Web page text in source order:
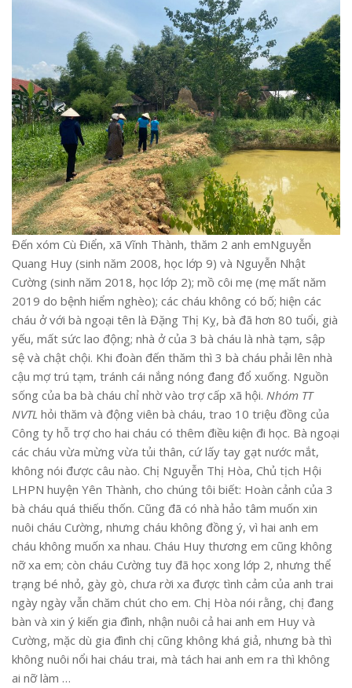
Đến xóm Cù Điển, xã Vĩnh Thành, thăm 2 anh emNguyễn
Quang Huy (sinh năm 2008, học lớp 9) và Nguyễn Nhật
Cường (sinh năm 2018, học lớp 2); mồ côi mẹ (mẹ mất năm
2019 do bệnh hiểm nghèo); các cháu không có bố; hiện các
cháu ở với bà ngoại tên là Đặng Thị Kỵ, bà đã hơn 80 tuổi, già
yếu, mất sức lao động; nhà ở của 3 bà cháu là nhà tạm, sập
sệ và chật chội. Khi đoàn đến thăm thì 3 bà cháu phải lên nhà
cậu mợ trú tạm, tránh cái nắng nóng đang đổ xuống. Nguồn
sống của ba bà cháu chỉ nhờ vào trợ cấp xã hội. Nhóm TT
NVTL hỏi thăm và động viên bà cháu, trao 10 triệu đồng của
Công ty hỗ trợ cho hai cháu có thêm điều kiện đi học. Bà ngoại
các cháu vừa mừng vừa tủi thân, cứ lấy tay gạt nước mắt,
không nói được câu nào. Chị Nguyễn Thị Hòa, Chủ tịch Hội
LHPN huyện Yên Thành, cho chúng tôi biết: Hoàn cảnh của 3
bà cháu quá thiếu thốn. Cũng đã có nhà hảo tâm muốn xin
nuôi cháu Cường, nhưng cháu không đồng ý, vì hai anh em
cháu không muốn xa nhau. Cháu Huy thương em cũng không
nỡ xa em; còn cháu Cường tuy đã học xong lớp 2, nhưng thể
trạng bé nhỏ, gày gò, chưa rời xa được tình cảm của anh trai
ngày ngày vẫn chăm chút cho em. Chị Hòa nói rằng, chị đang
bàn và xin ý kiến gia đình, nhận nuôi cả hai anh em Huy và
Cường, mặc dù gia đình chị cũng không khá giả, nhưng bà thì
không nuôi nổi hai cháu trai, mà tách hai anh em ra thì không
ai nỡ làm …